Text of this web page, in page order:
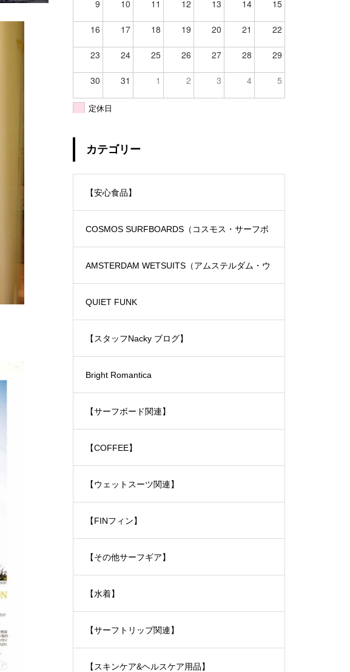
9 10 11 12 13 14 15
16 17 18 19 20 21 22
23 24 25 26 27 28 29
30 31 1 2 3 4 5
定休日
カテゴリー
【安心食品】
COSMOS SURFBOARDS（コスモス・サーフボ
ード）
AMSTERDAM WETSUITS（アムステルダム・ウ
ェットスーツ）
QUIET FUNK
【スタッフNacky ブログ】
Bright Romantica
【サーフボード関連】
【COFFEE】
【ウェットスーツ関連】
【FINフィン】
【その他サーフギア】
【水着】
【サーフトリップ関連】
【スキンケア&ヘルスケア用品】